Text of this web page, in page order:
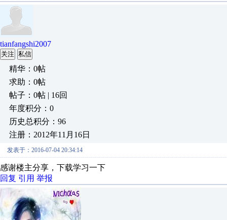
tianfangshi2007
关注 私信
精华：0帖
求助：0帖
帖子：0帖 | 16回
年度积分：0
历史总积分：96
注册：2012年11月16日
发表于：2016-07-04 20:34:14
感谢楼主分享，下载学习一下
回复 引用 举报